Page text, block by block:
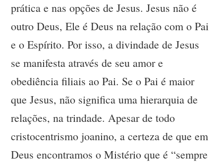
prática e nas opções de Jesus. Jesus não é
outro Deus, Ele é Deus na relação com o Pai
e o Espírito. Por isso, a divindade de Jesus
se manifesta através de seu amor e
obediência filiais ao Pai. Se o Pai é maior
que Jesus, não significa uma hierarquia de
relações, na trindade. Apesar de todo
cristocentrismo joanino, a certeza de que em
Deus encontramos o Mistério que é “sempre